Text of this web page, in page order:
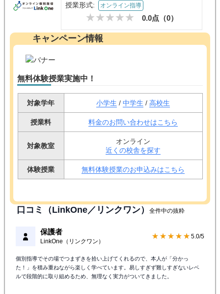
授業形式: オンライン指導
0.0点（0）
キャンペーン情報
無料体験授業実施中！
対象学年 小学生 / 中学生 / 高校生
授業料 料金のお問い合わせはこちら
対象教室
オンライン
近くの校舎を探す
体験授業 無料体験授業のお申込みはこちら
口コミ（LinkOne／リンクワン） 全件中の抜粋
保護者
LinkOne（リンクワン）
★★★★★ 5.0/5
個別指導でその場でつまずきを拾い上げてくれるので、本人が「分かっ
た！」を積み重ねながら楽しく学べています。易しすぎず難しすぎないレベ
ルで段階的に取り組めるため、無理なく実力がついてきました。